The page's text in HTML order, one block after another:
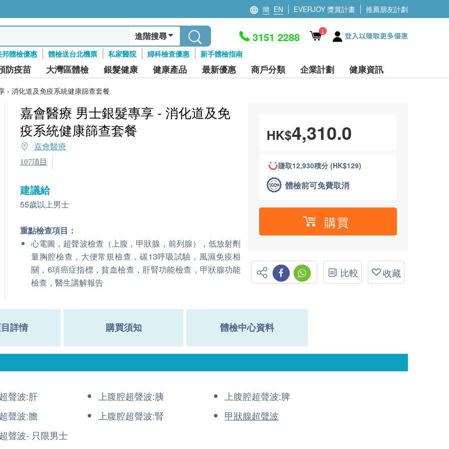
簡 EN EVERJOY 獎賞計畫 推薦朋友計劃
進階搜尋
邦體檢優惠 體檢送台北機票 私家醫院 婦科檢查優惠 新手體檢指南
3151 2288 1 登入以賺取更多優惠
防疫苗 大灣區體檢 銀髮健康 健康產品 最新優惠 商戶分類 企業計劃 健康資訊
- 消化道及免疫系統健康篩查套餐
嘉會醫療 男士銀髮專享 - 消化道及免
疫系統健康篩查套餐
嘉會醫療
107項目
建議給
55歲以上男士
重點檢查項目：
心電圖，超聲波檢查（上腹，甲狀腺，前列腺），低放射劑
量胸腔檢查，大便常規檢查，碳13呼吸試驗，風濕免疫相
關，6項癌症指標，貧血檢查，肝腎功能檢查，甲狀腺功能
檢查，醫生講解報告
HK$4,310.0
賺取12,930積分 (HK$129)
體檢前可免費取消
購買
比較 收藏
詳情 購買須知 體檢中心資料
聲波:肝 上腹腔超聲波:胰
上腹腔超聲波:脾
聲波:膽
上腹腔超聲波:腎
甲狀腺超聲波
聲波- 只限男士